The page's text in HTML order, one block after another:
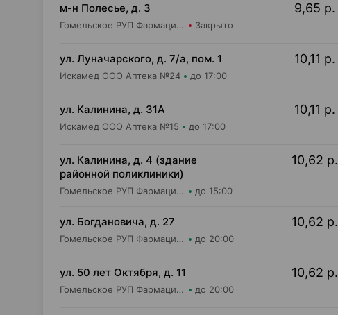
м-н Полесье, д. 3
Гомельское РУП Фармация Аптека №168/7 Закрыто
9,65 р.
ул. Луначарского, д. 7/а, пом. 1
Искамед ООО Аптека №24 до 17:00
10,11 р.
ул. Калинина, д. 31А
Искамед ООО Аптека №15 до 17:00
10,11 р.
ул. Калинина, д. 4 (здание
районной поликлиники)
Гомельское РУП Фармация Аптека №168/1 до 15:00
10,62 р.
ул. Богдановича, д. 27
Гомельское РУП Фармация Аптека №168/10 до 20:00
10,62 р.
ул. 50 лет Октября, д. 11
Гомельское РУП Фармация Аптека №107 до 20:00
10,62 р.